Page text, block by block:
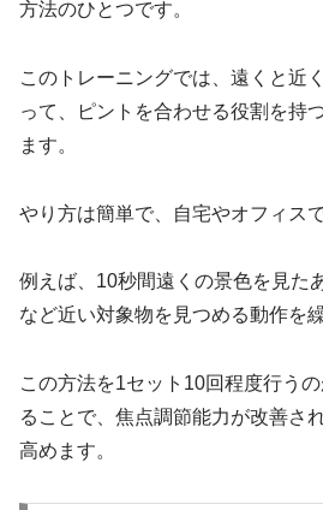
方法のひとつです。
このトレーニングでは、遠くと近
って、ピントを合わせる役割を持
ます。
やり方は簡単で、自宅やオフィス
例えば、10秒間遠くの景色を見た
など近い対象物を見つめる動作を
この方法を1セット10回程度行う
ることで、焦点調節能力が改善さ
高めます。